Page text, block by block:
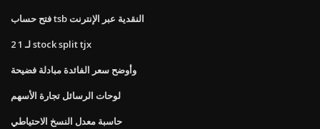
فتح حساب tsb النقدية عبر الإنترنت
2 لـ 1 stock split tjx
وأوضح سعر الفائدة مبادلة فضيحة
لوحات الرسائل تجارة الأسهم
حاسبة معدل النسخ الاحتياطي